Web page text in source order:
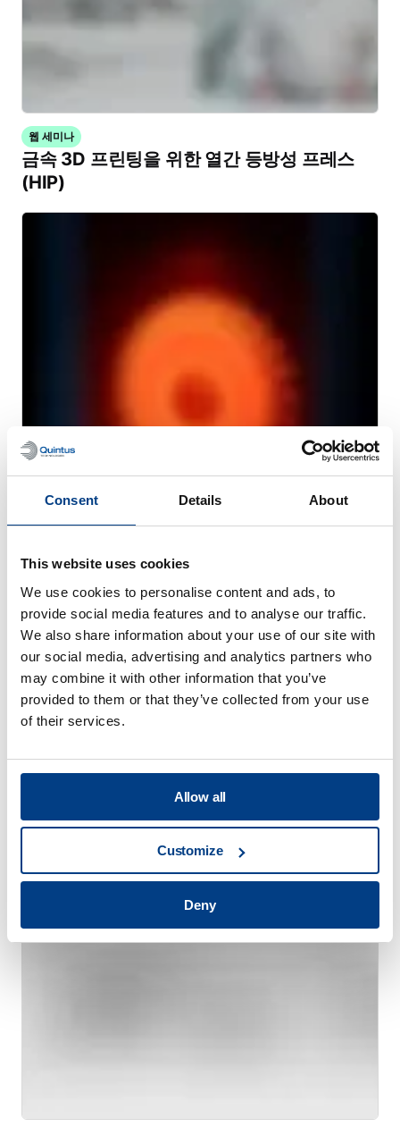
Consent Details About
This website uses cookies
We use cookies to personalise content and ads, to
provide social media features and to analyse our traffic.
We also share information about your use of our site with
our social media, advertising and analytics partners who
may combine it with other information that you’ve
provided to them or that they’ve collected from your use
of their services.
Allow all
Customize
Deny
웹 세미나
금속 3D 프린팅을 위한 열간 등방성 프레스
(HIP)
WHITE PAPER
고압 열처리(HPHT™)를 통한 열처리 왜곡 감
소
기술 간행물
제조된 의료용 임플란트에 대한 수요 충족